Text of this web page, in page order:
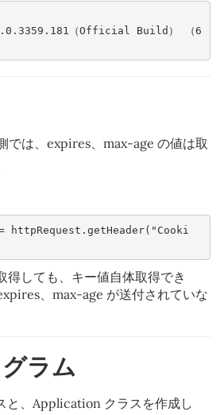
（Official Build） （6
では、expires、max-age の値は取
httpRequest . getHeader( "Cooki
得しても、キー値自体取得でき
、max-age が送付されていな
ラム
と、Application クラスを作成し